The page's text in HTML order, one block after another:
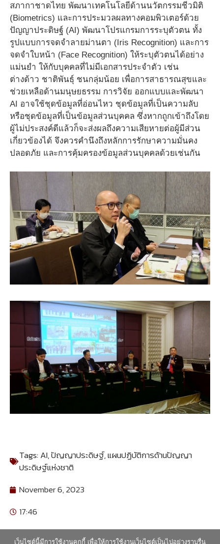
สภากาชาดไทย พัฒนาเทคโนโลยีด้านนวัตกรรมชีวมิติ
(Biometrics) และการประมวลผลทางคอมพิวเตอร์ด้วย
ปัญญาประดิษฐ์ (AI) พัฒนาโปรแกรมการระบุตัวตน ทั้ง
รูปแบบการจดจำลายม่านตา (Iris Recognition) และการ
จดจำใบหน้า (Face Recognition) ให้ระบุตัวตนได้อย่าง
แม่นยำ ให้กับบุคคลที่ไม่มีเอกสารประจำตัว เช่น
ต่างด้าว ชาติพันธุ์ ชนกลุ่มน้อย เพื่อการสาธารณสุขและ
ช่วยเหลือด้านมนุษยธรรม การวิจัย ออกแบบและพัฒนา
AI อาจใช้ชุดข้อมูลที่อ่อนไหว ชุดข้อมูลที่เป็นความลับ
หรือชุดข้อมูลที่เป็นข้อมูลส่วนบุคคล ซึ่งหากถูกเข้าถึงโดย
ผู้ไม่ประสงค์ดีแล้วก็จะส่งผลถึงความเสียหายต่อผู้มีส่วน
เกี่ยวข้องได้ จึงควรคำนึงถึงหลักการรักษาความมั่นคง
ปลอดภัย และการคุ้มครองข้อมูลส่วนบุคคลด้วยเช่นกัน
Tags:AI,ปัญญาประดิษฐ์,แผนปฏิบัติการด้านปัญญา
ประดิษฐ์แห่งชาติ
November 6, 2023
17:46
เว็บไซต์นี้มีการใช้งานคุกกี้ เพื่อให้การใช้งานเว็บไซต์เป็นไปอย่างราบรื่น